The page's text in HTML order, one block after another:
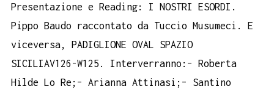
Presentazione e Reading: I NOSTRI ESORDI.
Pippo Baudo raccontato da Tuccio Musumeci. E
viceversa, PADIGLIONE OVAL SPAZIO
SICILIAV126-W125. Interverranno:– Roberta
Hilde Lo Re;– Arianna Attinasi;– Santino